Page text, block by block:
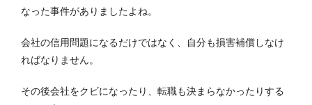
なった事件がありましたよね。
会社の信用問題になるだけではなく、自分も損害補償しなけ
ればなりません。
その後会社をクビになったり、転職も決まらなかったりする